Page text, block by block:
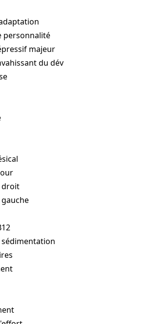
personnalité
majeur
du dév
droit
sédimentation